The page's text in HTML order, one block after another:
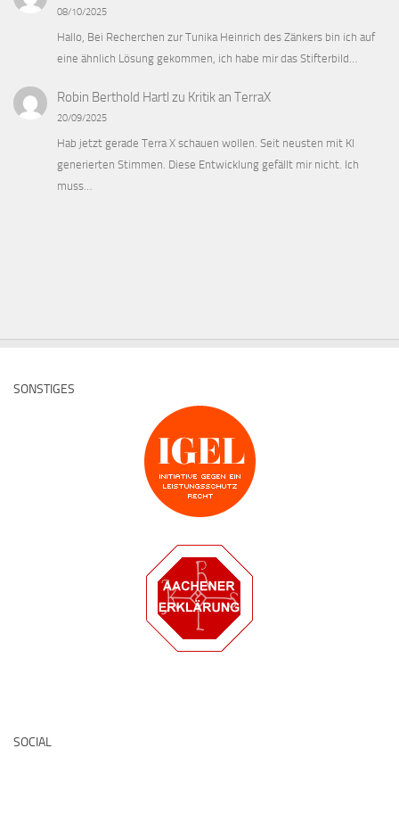
08/10/2025
Hallo, Bei Recherchen zur Tunika Heinrich des Zänkers bin ich auf
eine ähnlich Lösung gekommen, ich habe mir das Stifterbild…
Robin Berthold Hartl zu Kritik an TerraX
20/09/2025
Hab jetzt gerade Terra X schauen wollen. Seit neusten mit KI
generierten Stimmen. Diese Entwicklung gefällt mir nicht. Ich
muss…
SONSTIGES
SOCIAL